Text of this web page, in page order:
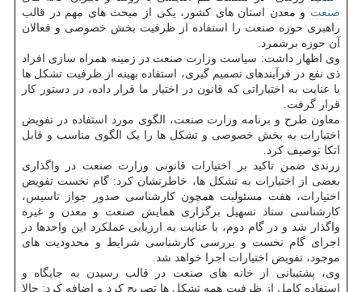
صنعت و معدن استان های کشور، یکی از مبحث های مهم در قالب
راهبری حوزه صنعت را استفاده از ظرفیت بخش خصوصی و فعالان
آن حوزه برشمرد.
وی اظهار داشت: سیاست وزارت صنعت در زمینه همراه سازی افراد
ذی نفع در فرآیندهای تصمیم گیری، استفاده بهینه از ظرفیت تشکل ها
با عنایت به اختیاراتی که قانون در اختیار ما قرار داده، در دستور کار
قرار گرفت.
معاون طرح و برنامه وزارت صنعت، الگوی مورد استفاده در تفویض
اختیارات به بخش خصوصی و تشکل ها را یک الگوی مناسب و قابل
اتکا توصیف کرد.
زرندی ضمن تاکید بر اختیارات قانونی وزارت صنعت در واگذاری
بعضی از اختیارات به تشکل ها، خاطرنشان کرد: گام نخست تفویض
اختیارات، هفت مسئولیت همچون کارشناسی صدور جواز تاسیس،
کارشناسی ستاد تسهیل برگزاری همایش صنعت و معدن و غیره
واگذار شد و در گام دوم، با عنایت به ارزیابی عملکرد این واحدها در
اجرای گام نخست و بررسی کارشناسی شرایط و محدودیت های
موجود، تفویض اختیارات اجرا خواهد شد.
وی، پشتیبانی از خانه های صنعت در قالب رسیدن به جایگاه و
استفاده کامل از ظرفیت همه تشکل ها تصریح کرد و اضافه کرد: حالا